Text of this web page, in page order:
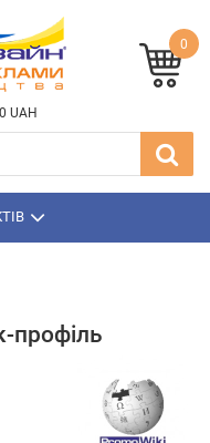
UAH
0
профіль